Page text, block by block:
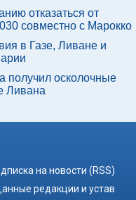
отказаться от
совместно с Марокко
в Газе, Ливане и
осколочные
Ливана
на новости (RSS)
редакции и устав